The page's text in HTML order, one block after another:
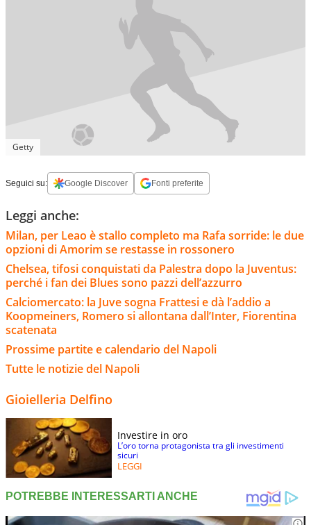
Getty
Seguici su: Google Discover Fonti preferite
Leggi anche:
Milan, per Leao è stallo completo ma Rafa sorride: le due
opzioni di Amorim se restasse in rossonero
Chelsea, tifosi conquistati da Palestra dopo la Juventus:
perché i fan dei Blues sono pazzi dell’azzurro
Calciomercato: la Juve sogna Frattesi e dà l’addio a
Koopmeiners, Romero si allontana dall’Inter, Fiorentina
scatenata
Prossime partite e calendario del Napoli
Tutte le notizie del Napoli
Gioielleria Delfino
Investire in oro
L’oro torna protagonista tra gli investimenti
sicuri
LEGGI